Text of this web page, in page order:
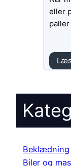
Beklædning
Biler og
eller